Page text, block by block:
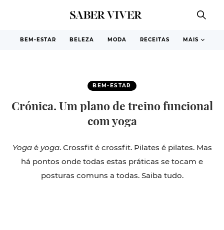
BEM-ESTAR BELEZA MODA RECEITAS MAIS
BEM-ESTAR
Crónica. Um plano de treino funcional
com yoga
Yogaéyoga. Crossfit é crossfit. Pilates é pilates. Mas
há pontos onde todas estas práticas se tocam e
posturas comuns a todas. Saiba tudo.